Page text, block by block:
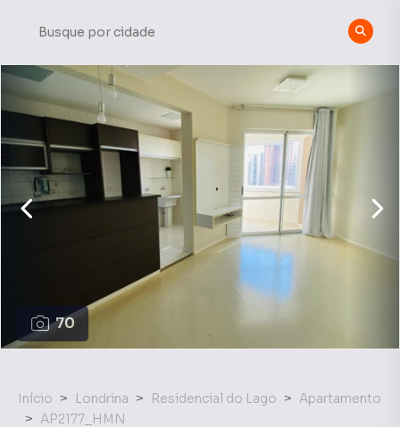
70
Início Londrina Residencial do Lago
Apartamento
AP2177_HMN